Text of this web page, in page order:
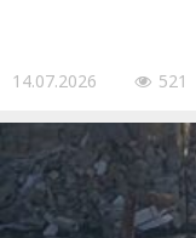
14.07.2026 521